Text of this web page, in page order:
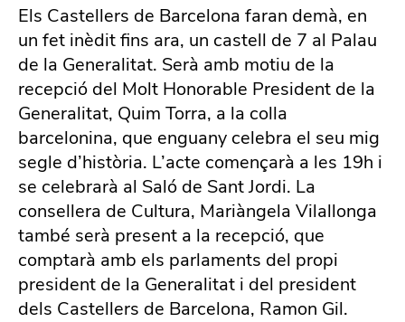
Els Castellers de Barcelona faran demà, en
un fet inèdit fins ara, un castell de 7 al Palau
de la Generalitat. Serà amb motiu de la
recepció del Molt Honorable President de la
Generalitat, Quim Torra, a la colla
barcelonina, que enguany celebra el seu mig
segle d’història. L’acte començarà a les 19h i
se celebrarà al Saló de Sant Jordi. La
consellera de Cultura, Mariàngela Vilallonga
també serà present a la recepció, que
comptarà amb els parlaments del propi
president de la Generalitat i del president
dels Castellers de Barcelona, Ramon Gil.